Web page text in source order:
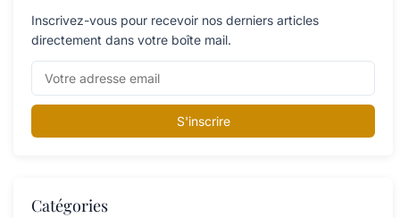
Inscrivez-vous pour recevoir nos derniers articles
directement dans votre boîte mail.
S'inscrire
Catégories